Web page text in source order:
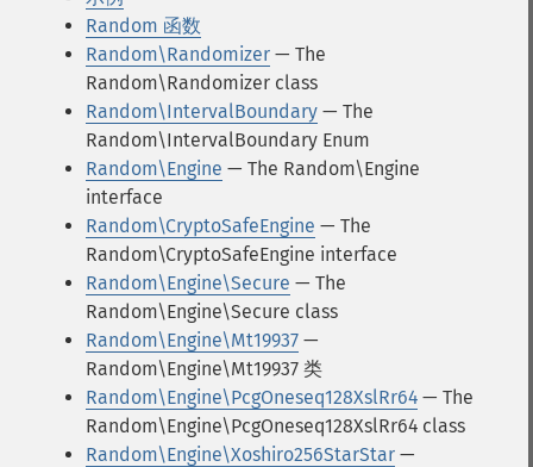
Random 函数
Random\Randomizer — The
Random\Randomizer class
Random\IntervalBoundary — The
Random\IntervalBoundary Enum
Random\Engine — The Random\Engine
interface
Random\CryptoSafeEngine — The
Random\CryptoSafeEngine interface
Random\Engine\Secure — The
Random\Engine\Secure class
Random\Engine\Mt19937 —
Random\Engine\Mt19937 类
Random\Engine\PcgOneseq128XslRr64 — The
Random\Engine\PcgOneseq128XslRr64 class
Random\Engine\Xoshiro256StarStar —